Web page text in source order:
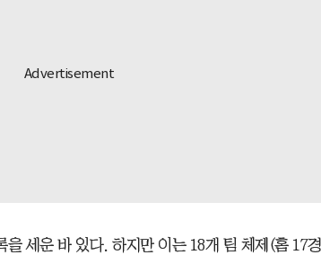
을 세운 바 있다. 하지만 이는 18개 팀 체제(홈 17